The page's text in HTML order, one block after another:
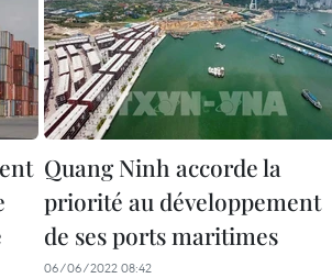
Quang Ninh accorde la
priorité au développement
de ses ports maritimes
06/06/2022 08:42